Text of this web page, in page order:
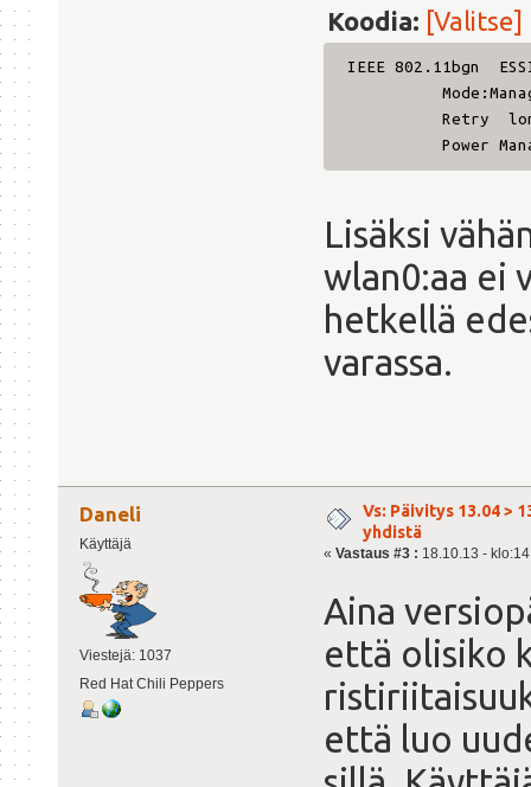
Koodia: [Valitse]
Power
Lisäksi
wlan0:aa ei
hetkellä
varassa.
Daneli
Käyttäjä
Viestejä: 1037
Red Hat Chili Peppers
Vs: Päivitys 13.04 >
yhdistä
« Vastaus #3 : 18.10.13 -
Aina
että olisiko
että luo